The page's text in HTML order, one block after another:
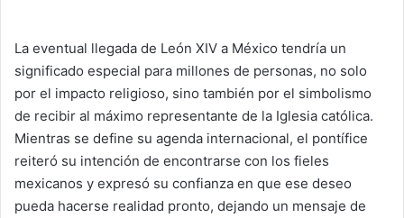
La eventual llegada de León XIV a México tendría un
significado especial para millones de personas, no solo
por el impacto religioso, sino también por el simbolismo
de recibir al máximo representante de la Iglesia católica.
Mientras se define su agenda internacional, el pontífice
reiteró su intención de encontrarse con los fieles
mexicanos y expresó su confianza en que ese deseo
pueda hacerse realidad pronto, dejando un mensaje de